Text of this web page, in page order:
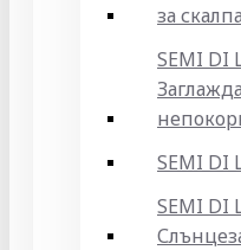
за скалпа
SEMI DI
SEMI DI
SEMI DI